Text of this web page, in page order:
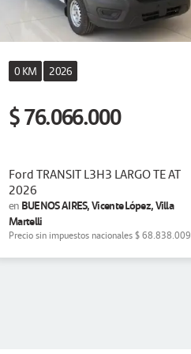
0 KM 2026
$ 76.066.000
Ford TRANSIT L3H3 LARGO TE AT
2026
en BUENOS AIRES, Vicente López, Villa
Martelli
Precio sin impuestos nacionales$ 68.838.009